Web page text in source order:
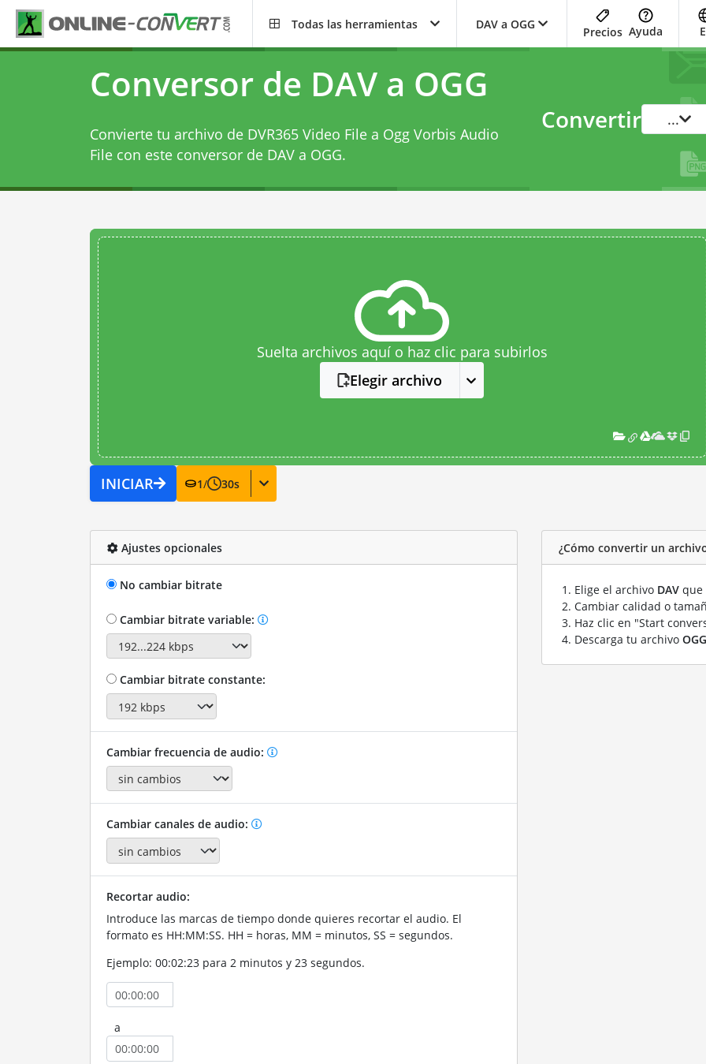
Todas las herramientas DAV a OGG
Precios Ayuda
Conversor de DAV a OGG
Convierte tu archivo de DVR365 Video File a Ogg Vorbis Audio
File con este conversor de DAV a OGG.
Convertir ...
Suelta archivos aquí o haz clic para subirlos
Elegir archivo
INICIAR 1/ 30s
Ajustes opcionales
No cambiar bitrate
Cambiar bitrate variable:
Cambiar bitrate constante:
Cambiar frecuencia de audio:
Cambiar canales de audio:
Recortar audio:
Introduce las marcas de tiempo donde quieres recortar el audio. El
formato es HH:MM:SS. HH = horas, MM = minutos, SS = segundos.
Ejemplo: 00:02:23 para 2 minutos y 23 segundos.
a
¿Cómo convertir un archivo
Elige el archivo DAV que
Cambiar calidad o
Haz clic en "Start
Descarga tu archivo OGG